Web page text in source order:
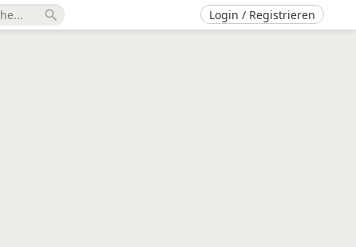
search Login / Registrieren